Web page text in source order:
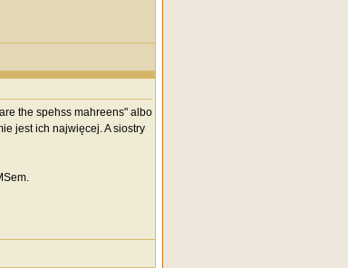
the spehss mahreens" albo
jest ich najwięcej. A siostry